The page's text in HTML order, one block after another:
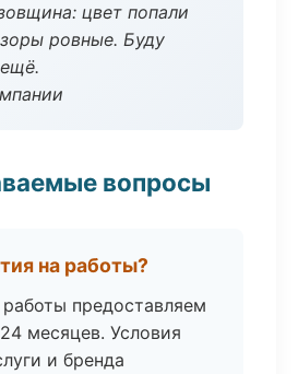
цвет попали
ровные. Буду
вопросы
на работы?
предоставляем
месяцев. Условия
и бренда